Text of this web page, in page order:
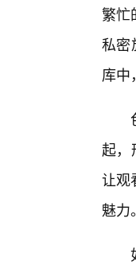
繁忙
私密
库中
起，
让观
魅力。